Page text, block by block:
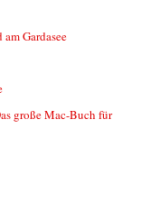
Gardasee
große Mac-Buch für